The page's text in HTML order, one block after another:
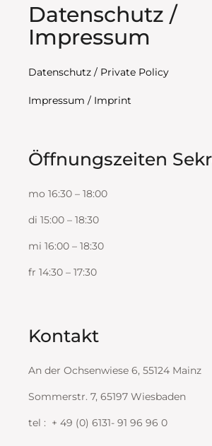
Datenschutz /
Impressum
Datenschutz / Private Policy
Impressum / Imprint
Öffnungszeiten
mo 16:30 – 18:00
di 15:00 – 18:30
mi 16:00 – 18:30
fr 14:30 – 17:30
Kontakt
An der Ochsenwiese 6, 55124 Mainz
Sommerstr. 7, 65197 Wiesbaden
tel : + 49 (0) 6131- 91 96 96 0